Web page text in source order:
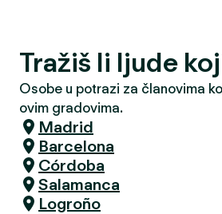
Tražiš li ljude
Osobe u potrazi za članovima
ovim gradovima.
Madrid
Barcelona
Córdoba
Salamanca
Logroño